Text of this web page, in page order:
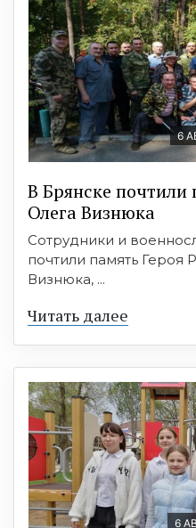
6
В Брянске почтили
Олега Визнюка
Сотрудники и
почтили память Героя
Визнюка, ...
Читать далее
6